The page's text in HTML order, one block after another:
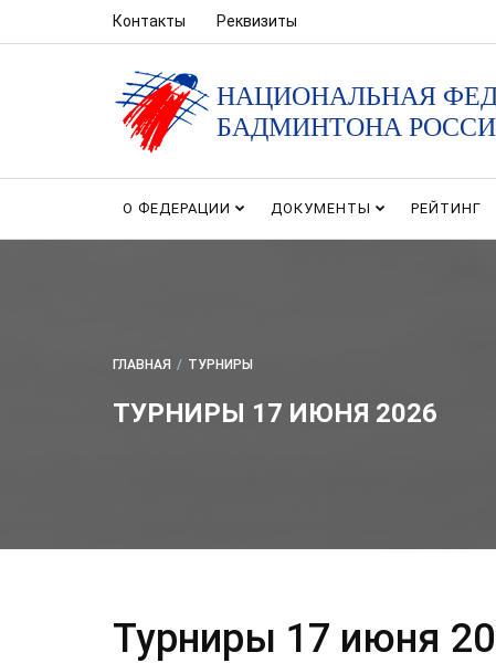
Контакты Реквизиты
НАЦИОНАЛЬНАЯ
БАДМИНТОНА
О ФЕДЕРАЦИИ ДОКУМЕНТЫ РЕЙТИНГ
ГЛАВНАЯ / ТУРНИРЫ
ТУРНИРЫ 17 ИЮНЯ 2026
Турниры 17 июня